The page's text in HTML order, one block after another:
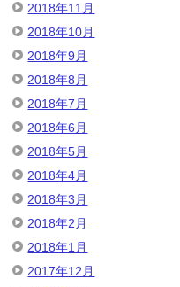
2018年11月
2018年10月
2018年9月
2018年8月
2018年7月
2018年6月
2018年5月
2018年4月
2018年3月
2018年2月
2018年1月
2017年12月